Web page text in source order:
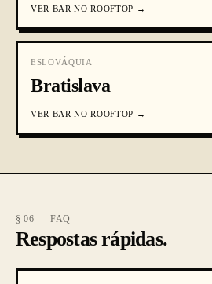
VER BAR NO ROOFTOP →
ESLOVÁQUIA
Bratislava
VER BAR NO ROOFTOP →
§ 06 — FAQ
Respostas rápidas.